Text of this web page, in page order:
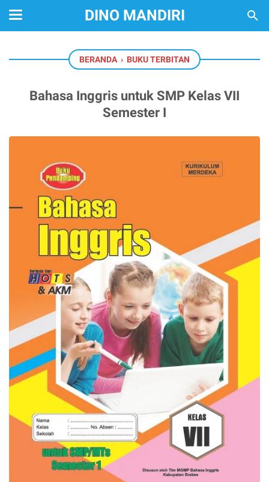
DINO MANDIRI
BERANDA › BUKU TERBITAN
Bahasa Inggris untuk SMP Kelas VII
Semester I